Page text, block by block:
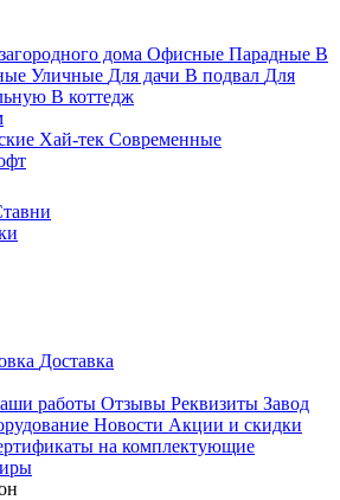
дома Офисные Парадные В
Уличные Для дачи В подвал Для
В коттедж
Хай-тек Современные
Доставка
работы Отзывы Реквизиты Завод
Новости Акции и скидки
на комплектующие